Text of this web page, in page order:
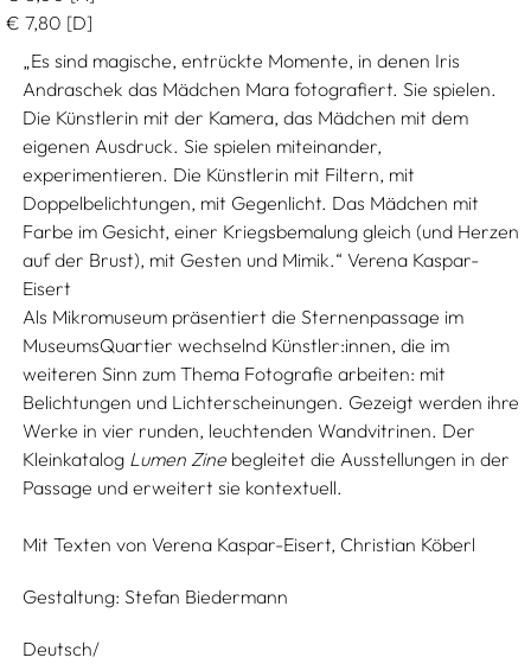
€ 7,80 [D]
„Es sind magische, entrückte Momente, in denen Iris
Andraschek das Mädchen Mara fotografiert. Sie spielen.
Die Künstlerin mit der Kamera, das Mädchen mit dem
eigenen Ausdruck. Sie spielen miteinander,
experimentieren. Die Künstlerin mit Filtern, mit
Doppelbelichtungen, mit Gegenlicht. Das Mädchen mit
Farbe im Gesicht, einer Kriegsbemalung gleich (und Herzen
auf der Brust), mit Gesten und Mimik.“ Verena Kaspar-
Eisert
Als Mikromuseum präsentiert die Sternenpassage im
MuseumsQuartier wechselnd Künstler:innen, die im
weiteren Sinn zum Thema Fotografie arbeiten: mit
Belichtungen und Lichterscheinungen. Gezeigt werden ihre
Werke in vier runden, leuchtenden Wandvitrinen. Der
Kleinkatalog Lumen Zine begleitet die Ausstellungen in der
Passage und erweitert sie kontextuell.
Mit Texten von Verena Kaspar-Eisert, Christian Köberl
Gestaltung: Stefan Biedermann
Deutsch/